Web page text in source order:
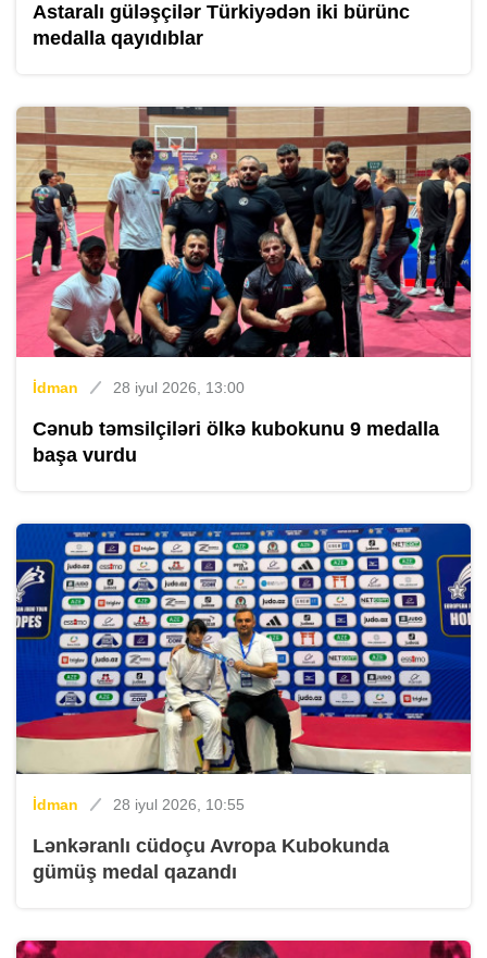
Astaralı güləşçilər Türkiyədən iki bürünc
medalla qayıdıblar
İdman 28 iyul 2026, 13:00
Cənub təmsilçiləri ölkə kubokunu 9 medalla
başa vurdu
İdman 28 iyul 2026, 10:55
Lənkəranlı cüdoçu Avropa Kubokunda
gümüş medal qazandı